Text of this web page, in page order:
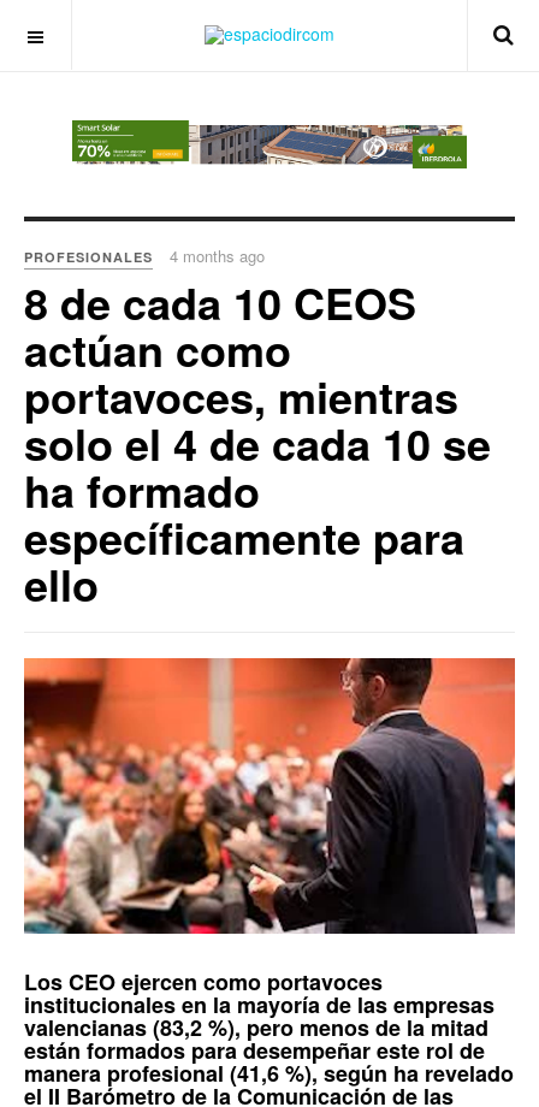
PROFESIONALES 4 months ago
8 de cada 10 CEOS
actúan como
portavoces, mientras
solo el 4 de cada 10 se
ha formado
específicamente para
ello
LosCEOejercen como portavoces
institucionales en la mayoría de las empresas
valencianas (83,2 %), pero menos de la mitad
están formados para desempeñar este rol de
manera profesional (41,6 %), según ha revelado
el II Barómetro de la Comunicación de las